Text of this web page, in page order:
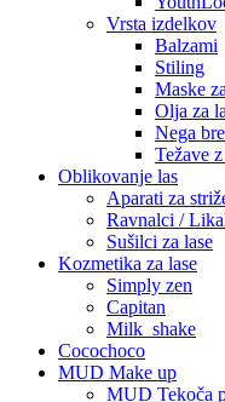
Vrsta izdelkov
Balzami
Stiling
Maske
Olja za
Nega
Težave
Oblikovanje las
Aparati za
Ravnalci /
Sušilci za lase
Kozmetika za lase
Simply zen
Capitan
Milk_shake
Cocochoco
MUD Make up
MUD Tekoča